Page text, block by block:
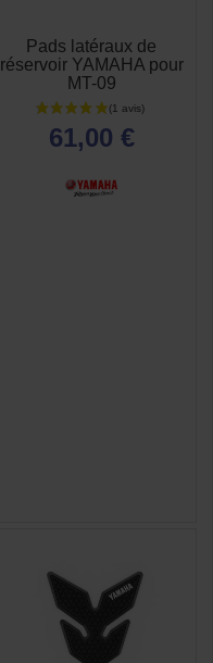
Pads latéraux de
réservoir YAMAHA pour
MT-09
61,00 €
 APERÇU
RAPIDE